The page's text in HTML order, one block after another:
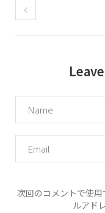
次回のコメントで使
ルアド